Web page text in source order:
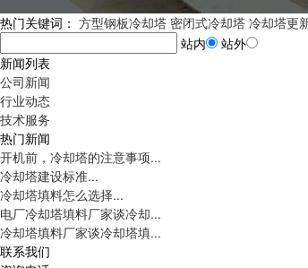
热门关键词： 方型钢板冷却塔 密闭式冷却塔 冷却塔更
站内
站外
新闻列表
公司新闻
行业动态
技术服务
热门新闻
开机前，冷却塔的注意事项...
冷却塔建设标准...
冷却塔填料怎么选择...
电厂冷却塔填料厂家谈冷却...
冷却塔填料厂家谈冷却塔填...
联系我们